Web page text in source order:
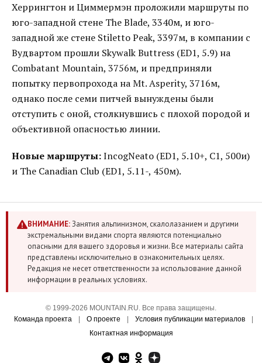
Херрингтон и Циммермэн проложили маршруты по
юго-западной стене The Blade, 3340м, и юго-
западной же стене Stiletto Peak, 3397м, в компании с
Вудвартом прошли Skywalk Buttress (ED1, 5.9) на
Combatant Mountain, 3756м, и предприняли
попытку первопрохода на Mt. Asperity, 3716м,
однако после семи питчей вынуждены были
отступить с оной, столкнувшись с плохой породой и
объективной опасностью линии.
Новые маршруты:IncogNeato (ED1, 5.10+, C1, 500и)
и The Canadian Club (ED1, 5.11-, 450м).
ВНИМАНИЕ:Занятия альпинизмом, скалолазанием и другими
экстремальными видами спорта являются потенциально
опасными для вашего здоровья и жизни. Все материалы сайта
представлены исключительно в ознакомительных целях.
Редакция не несет ответственности за использование данной
информации в реальных условиях.
© 1999-2026 MOUNTAIN.RU. Все права защищены.
Команда проекта
О проекте Условия публикации материалов
Контактная информация